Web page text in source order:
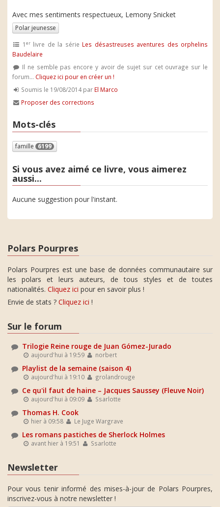
Avec mes sentiments respectueux, Lemony Snicket
Polar jeunesse
1 erlivre de la série Les désastreuses aventures des orphelins
Baudelaire
Il ne semble pas encore y avoir de sujet sur cet ouvrage sur le
forum... Cliquez ici pour en créer un !
Soumis le 19/08/2014 par El Marco
Proposer des corrections
Mots-clés
famille 6199
Si vous avez aimé ce livre, vous aimerez
aussi...
Aucune suggestion pour l'instant.
Polars Pourpres
Polars Pourpres est une base de données communautaire sur
les polars et leurs auteurs, de tous styles et de toutes
nationalités. Cliquez ici pour en savoir plus !
Envie de stats ? Cliquez ici !
Sur le forum
Trilogie Reine rouge de Juan Gómez-Jurado
aujourd'hui à 19:59 norbert
Playlist de la semaine (saison 4)
aujourd'hui à 19:10 grolandrouge
Ce qu'il faut de haine – Jacques Saussey (Fleuve Noir)
aujourd'hui à 09:09 Ssarlotte
Thomas H. Cook
hier à 09:58 Le Juge Wargrave
Les romans pastiches de Sherlock Holmes
avant hier à 19:51 Ssarlotte
Newsletter
Pour vous tenir informé des mises-à-jour de Polars Pourpres,
inscrivez-vous à notre newsletter !